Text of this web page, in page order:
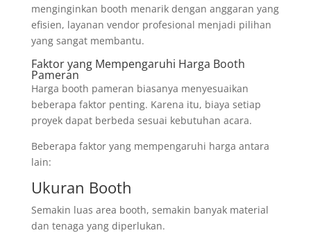
menginginkan booth menarik dengan anggaran yang
efisien, layanan vendor profesional menjadi pilihan
yang sangat membantu.
Faktor yang Mempengaruhi Harga Booth
Pameran
Harga booth pameran biasanya menyesuaikan
beberapa faktor penting. Karena itu, biaya setiap
proyek dapat berbeda sesuai kebutuhan acara.
Beberapa faktor yang mempengaruhi harga antara
lain:
Ukuran Booth
Semakin luas area booth, semakin banyak material
dan tenaga yang diperlukan.